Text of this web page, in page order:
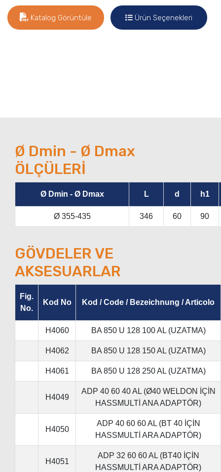
Katalog Görüntüle Ürün Seçenekleri
Ø Dmin - Ø Dmax
ÖLÇÜLERİ
Ø Dmin - Ø Dmax L d h1
Ø 355-435 346 60 90
GÖVDELER VE
AKSESUARLAR
Fig.
No.
Kod No Kod / Code / Bezeichnung / Articolo
H4060 BA 850 U 128 100 AL (UZATMA)
H4062 BA 850 U 128 150 AL (UZATMA)
H4061 BA 850 U 128 250 AL (UZATMA)
H4049
ADP 40 60 40 AL (Ø40 WELDON İÇİN
HASSMULTİ ANA ADAPTÖR)
H4050
ADP 40 60 60 AL (BT 40 İÇİN
HASSMULTİ ARA ADAPTÖR)
H4051
ADP 32 60 60 AL (BT40 İÇİN
HASSMULTİ ARA ADAPTÖR)